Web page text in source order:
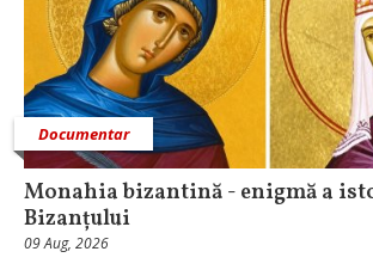
Documentar
Monahia bizantină - enigmă a
Bizanțului
09 Aug, 2026